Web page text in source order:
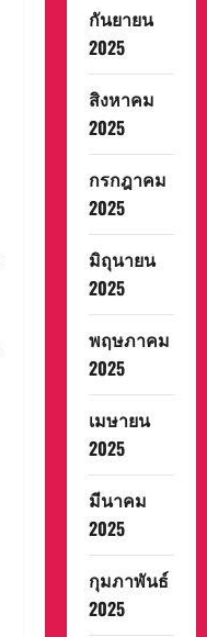
กันยายน
2025
สิงหาคม
2025
กรกฎาคม
2025
มิถุนายน
2025
พฤษภาคม
2025
เมษายน
2025
มีนาคม
2025
กุมภาพันธ์
2025